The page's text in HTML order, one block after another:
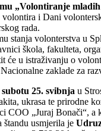
„Volontiranje
i Dani
rada.
stanja volonterstva u
škola, fakulteta,
će u istraživanju o
zaklade za
25. svibnja u
ukrasa te prirodne
COO „Juraj Bonači“,
štandu usmjerila je